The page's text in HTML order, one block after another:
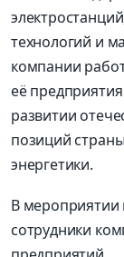
технологий и
компании
её
развитии
позиций
энергетики.
В мероприятии
сотрудники